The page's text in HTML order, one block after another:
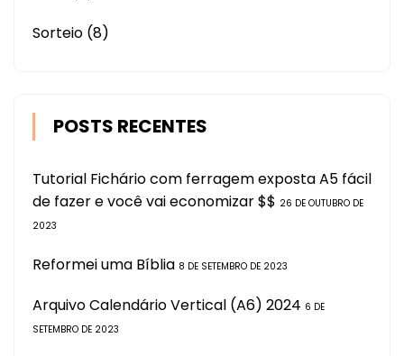
Sorteio (8)
POSTS RECENTES
Tutorial Fichário com ferragem exposta A5 fácil
de fazer e você vai economizar $$ 26 DE OUTUBRO DE
2023
Reformei uma Bíblia 8 DE SETEMBRO DE 2023
Arquivo Calendário Vertical (A6) 2024 6 DE
SETEMBRO DE 2023